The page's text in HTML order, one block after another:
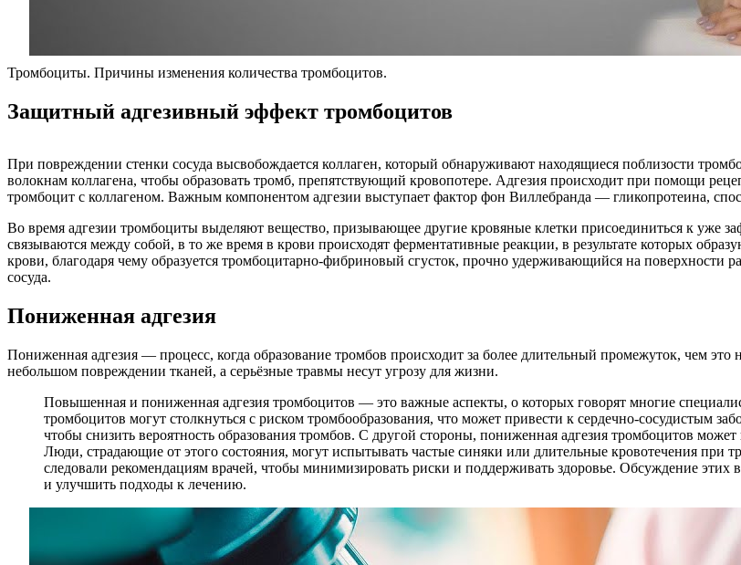
Тромбоциты. Причины изменения количества тромбоцитов.
Защитный адгезивный эффект тромбоцитов
При повреждении стенки сосуда высвобождается коллаген, который обнаруживают находящиеся поблизости
волокнам коллагена, чтобы образовать тромб, препятствующий кровопотере. Адгезия происходит при помощи
тромбоцит с коллагеном. Важным компонентом адгезии выступает фактор фон Виллебранда — гликопротеина,
Во время адгезии тромбоциты выделяют вещество, призывающее другие кровяные клетки присоединиться к уже
связываются между собой, в то же время в крови происходят ферментативные реакции, в результате которых
крови, благодаря чему образуется тромбоцитарно-фибриновый сгусток, прочно удерживающийся на поверхности
сосуда.
Пониженная адгезия
Пониженная адгезия — процесс, когда образование тромбов происходит за более длительный промежуток, чем
небольшом повреждении тканей, а серьёзные травмы несут угрозу для жизни.
Повышенная и пониженная адгезия тромбоцитов — это важные аспекты, о которых говорят многие
тромбоцитов могут столкнуться с риском тромбообразования, что может привести к сердечно-сосудистым
чтобы снизить вероятность образования тромбов. С другой стороны, пониженная адгезия тромбоцитов
Люди, страдающие от этого состояния, могут испытывать частые синяки или длительные кровотечения при
следовали рекомендациям врачей, чтобы минимизировать риски и поддерживать здоровье. Обсуждение
и улучшить подходы к лечению.